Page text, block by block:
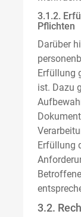
3.1.2.
Pflichten
Darüber
Erfüllung
ist. Dazu
Erfüllung
3.2.